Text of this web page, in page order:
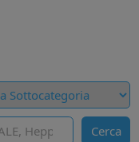
Cerca